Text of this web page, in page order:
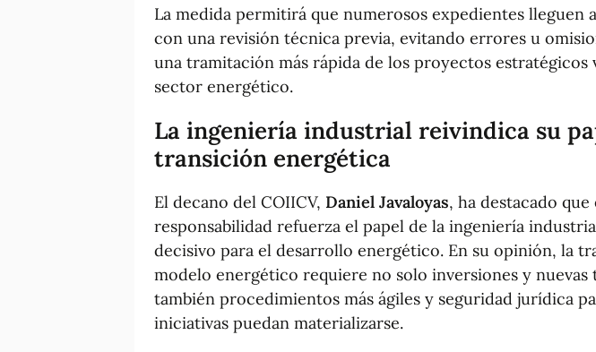
La medida permitirá que numerosos expedientes lleguen
con una revisión técnica previa, evitando errores u
una tramitación más rápida de los proyectos estratégicos
sector energético.
La ingeniería industrial reivindica su
transición energética
El decano del COIICV, Daniel Javaloyas, ha destacado que
responsabilidad refuerza el papel de la ingeniería
decisivo para el desarrollo energético. En su opinión, la
modelo energético requiere no solo inversiones y nuevas
también procedimientos más ágiles y seguridad jurídica
iniciativas puedan materializarse.